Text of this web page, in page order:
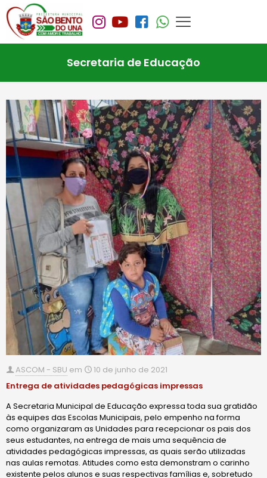
Secretaria de Educação
ASCOM - SBU em
10 de junho de 2021
Entrega de atividades pedagógicas impressas
A Secretaria Municipal de Educação expressa toda sua gratidão
às equipes das Escolas Municipais, pelo empenho na forma
como organizaram as Unidades para recepcionar os pais dos
seus estudantes, na entrega de mais uma sequência de
atividades pedagógicas impressas, as quais serão utilizadas
nas aulas remotas. Atitudes como esta demonstram o carinho
existente pelos alunos e suas respectivas famílias e, sobretudo